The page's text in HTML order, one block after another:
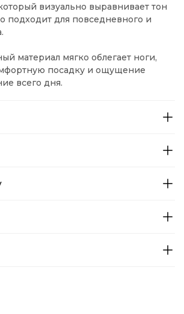
визуально выравнивает тон
подходит для повседневного и
материал мягко облегает ноги,
посадку и ощущение
всего дня.